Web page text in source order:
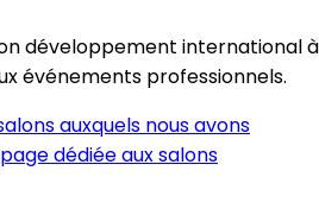
développement international à
événements professionnels.
auxquels nous avons
dédiée aux salons